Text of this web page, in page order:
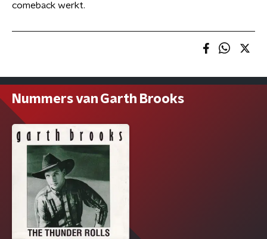
comeback werkt.
Nummers van Garth Brooks